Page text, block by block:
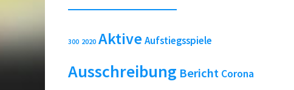
300 2020 Aktive Aufstiegsspiele
Ausschreibung Bericht Corona